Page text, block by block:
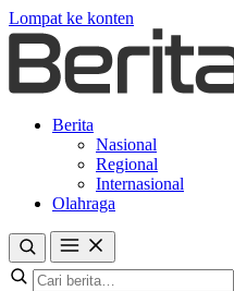
Lompat ke konten
Berita
Nasional
Regional
Internasional
Olahraga